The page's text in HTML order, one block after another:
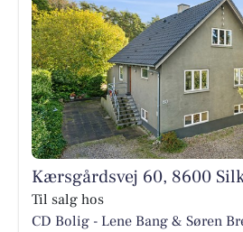
Kærsgårdsvej 60, 8600
Til salg hos
CD Bolig - Lene Bang & Søren